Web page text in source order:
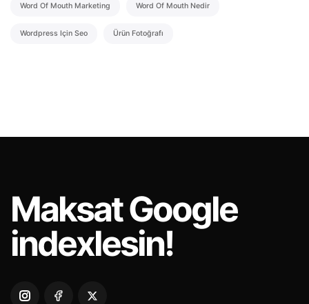
Word Of Mouth Marketing Word Of Mouth Nedir
Wordpress Için Seo Ürün Fotoğrafı
MaksatGoogle
indexlesin!